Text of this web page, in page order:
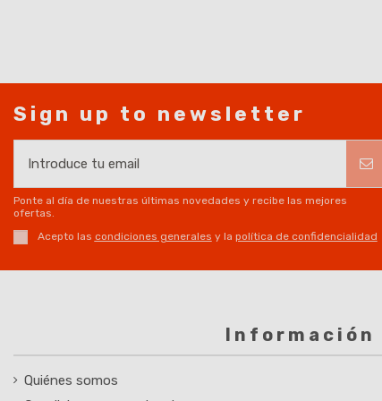
Sign up to newsletter
Ponte al día de nuestras últimas novedades y recibe las mejores
ofertas.
Acepto las condiciones generales y la política de confidencialidad
Información
Quiénes somos